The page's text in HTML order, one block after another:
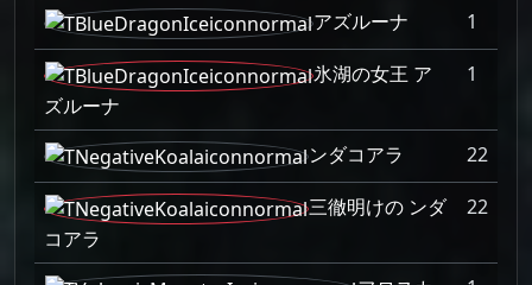
アズルーナ
1
氷湖の女王 ア
ズルーナ
1
ンダコアラ
22
三徹明けの ンダ
コアラ
22